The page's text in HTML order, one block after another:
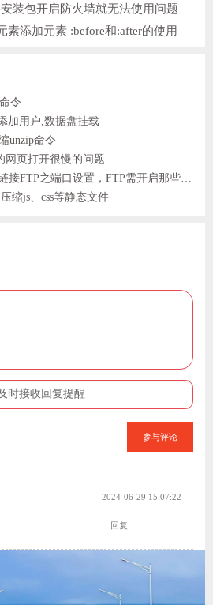
装包开启防火墙就无法使用问题
素添加元素 :before和:after的使用
令
加用户,数据盘挂载
unzip命令
网页打开很慢的问题
● 阿里云ECS服务器无法链接FTP之端口设置，FTP需开启那些端口？
缩js、css等静态文件
参与评论
2024-06-29 15:07:22
回复